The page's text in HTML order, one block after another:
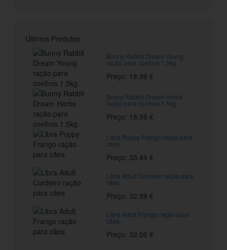
Últimos Produtos
Bunny Rabbit Dream Young
ração para coelhos 1.5kg
Preço: 18.99 €
Bunny Rabbit Dream Herbs
ração para coelhos 1.5kg
Preço: 18.99 €
Libra Puppy Frango ração para
cães
Preço: 33.49 €
Libra Adult Cordeiro ração para
cães
Preço: 32.99 €
Libra Adult Frango ração para
cães
Preço: 32.00 €